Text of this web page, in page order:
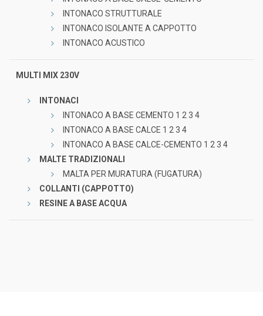
INTONACO STRUTTURALE
INTONACO ISOLANTE A CAPPOTTO
INTONACO ACUSTICO
MULTI MIX 230V
INTONACI
INTONACO A BASE CEMENTO 1 2 3 4
INTONACO A BASE CALCE 1 2 3 4
INTONACO A BASE CALCE-CEMENTO 1 2 3 4
MALTE TRADIZIONALI
MALTA PER MURATURA (FUGATURA)
COLLANTI (CAPPOTTO)
RESINE A BASE ACQUA